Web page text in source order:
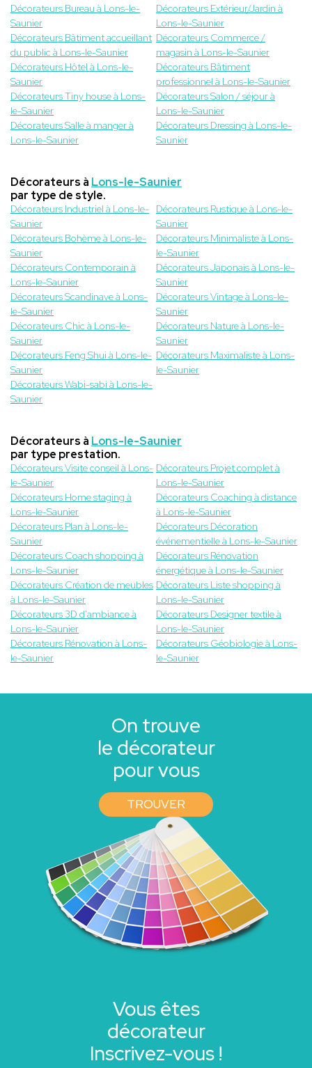
Décorateurs Bureau à Lons-le-
Saunier
Décorateurs Extérieur/Jardin à
Lons-le-Saunier
Décorateurs Bâtiment accueillant
du public à Lons-le-Saunier
Décorateurs Commerce /
magasin à Lons-le-Saunier
Décorateurs Hôtel à Lons-le-
Saunier
Décorateurs Bâtiment
professionnel à Lons-le-Saunier
Décorateurs Tiny house à Lons-
le-Saunier
Décorateurs Salon / séjour à
Lons-le-Saunier
Décorateurs Salle à manger à
Lons-le-Saunier
Décorateurs Dressing à Lons-le-
Saunier
Décorateurs à Lons-le-Saunier
par type de style.
Décorateurs Industriel à Lons-le-
Saunier
Décorateurs Rustique à Lons-le-
Saunier
Décorateurs Bohème à Lons-le-
Saunier
Décorateurs Minimaliste à Lons-
le-Saunier
Décorateurs Contemporain à
Lons-le-Saunier
Décorateurs Japonais à Lons-le-
Saunier
Décorateurs Scandinave à Lons-
le-Saunier
Décorateurs Vintage à Lons-le-
Saunier
Décorateurs Chic à Lons-le-
Saunier
Décorateurs Nature à Lons-le-
Saunier
Décorateurs Feng Shui à Lons-le-
Saunier
Décorateurs Maximaliste à Lons-
le-Saunier
Décorateurs Wabi-sabi à Lons-le-
Saunier
Décorateurs à Lons-le-Saunier
par type prestation.
Décorateurs Visite conseil à Lons-
le-Saunier
Décorateurs Projet complet à
Lons-le-Saunier
Décorateurs Home staging à
Lons-le-Saunier
Décorateurs Coaching à distance
à Lons-le-Saunier
Décorateurs Plan à Lons-le-
Saunier
Décorateurs Décoration
événementielle à Lons-le-Saunier
Décorateurs Coach shopping à
Lons-le-Saunier
Décorateurs Rénovation
énergétique à Lons-le-Saunier
Décorateurs Création de meubles
à Lons-le-Saunier
Décorateurs Liste shopping à
Lons-le-Saunier
Décorateurs 3D d'ambiance à
Lons-le-Saunier
Décorateurs Designer textile à
Lons-le-Saunier
Décorateurs Rénovation à Lons-
le-Saunier
Décorateurs Géobiologie à Lons-
le-Saunier
On trouve
le décorateur
pour vous
TROUVER
Vous êtes
décorateur
Inscrivez-vous !